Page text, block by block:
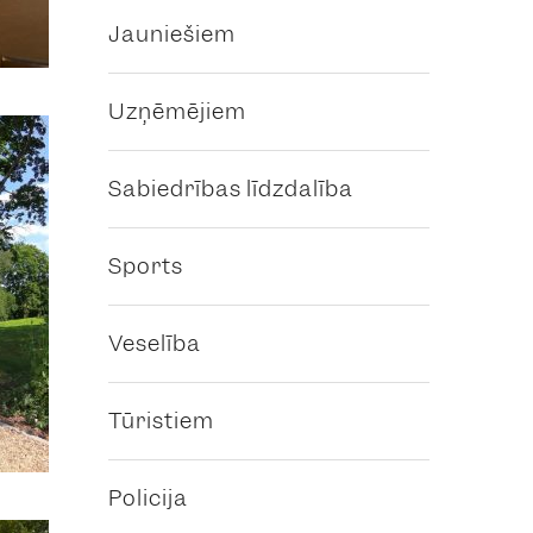
Jauniešiem
Uzņēmējiem
Sabiedrības līdzdalība
Sports
Veselība
Tūristiem
Policija